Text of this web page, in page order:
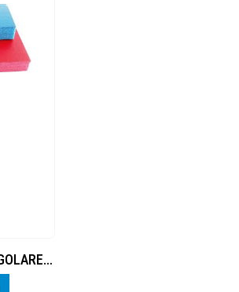
PROTEZIONE ANGOLARE H200 CM 5×5 SP.2.2